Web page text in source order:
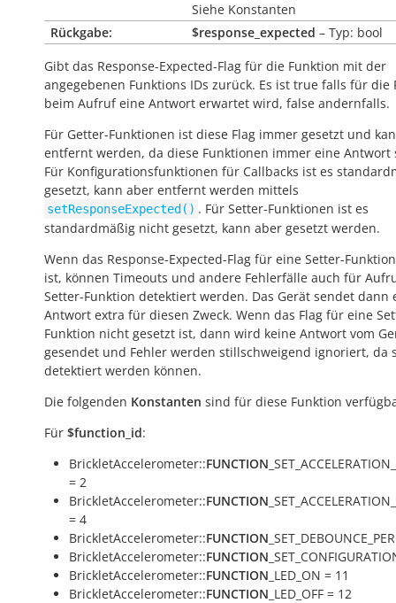
Siehe Konstanten
Rückgabe:
$response_expected – Typ: bool
Gibt das Response-Expected-Flag für die Funktion mit der
angegebenen Funktions IDs zurück. Es ist true falls für die
beim Aufruf eine Antwort erwartet wird, false andernfalls.
Für Getter-Funktionen ist diese Flag immer gesetzt und
entfernt werden, da diese Funktionen immer eine Antwort
Für Konfigurationsfunktionen für Callbacks ist es
gesetzt, kann aber entfernt werden mittels
setResponseExpected() . Für Setter-Funktionen ist es
standardmäßig nicht gesetzt, kann aber gesetzt werden.
Wenn das Response-Expected-Flag für eine Setter-
ist, können Timeouts und andere Fehlerfälle auch für
Setter-Funktion detektiert werden. Das Gerät sendet dann
Antwort extra für diesen Zweck. Wenn das Flag für eine
Funktion nicht gesetzt ist, dann wird keine Antwort vom
gesendet und Fehler werden stillschweigend ignoriert, da
detektiert werden können.
Die folgenden Konstanten sind für diese Funktion
Für $function_id:
BrickletAccelerometer::FUNCTION
= 2
BrickletAccelerometer::FUNCTION
= 4
BrickletAccelerometer::FUNCTION
BrickletAccelerometer::FUNCTION
BrickletAccelerometer::FUNCTION _LED_ON = 11
BrickletAccelerometer::FUNCTION _LED_OFF = 12